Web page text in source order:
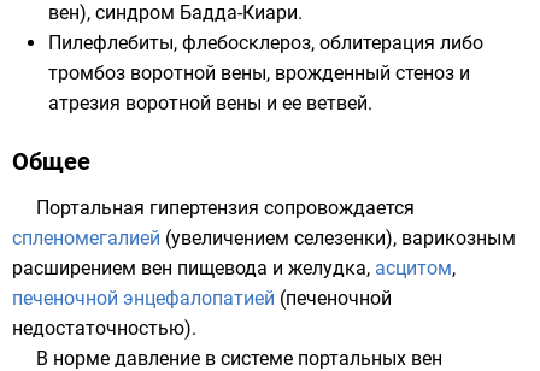
вен), синдром Бадда-Киари.
Пилефлебиты, флебосклероз, облитерация либо
тромбоз воротной вены, врожденный стеноз и
атрезия воротной вены и ее ветвей.
Общее
Портальная гипертензия сопровождается
спленомегалией (увеличением селезенки), варикозным
расширением вен пищевода и желудка, асцитом,
печеночной энцефалопатией (печеночной
недостаточностью).
В норме давление в системе портальных вен